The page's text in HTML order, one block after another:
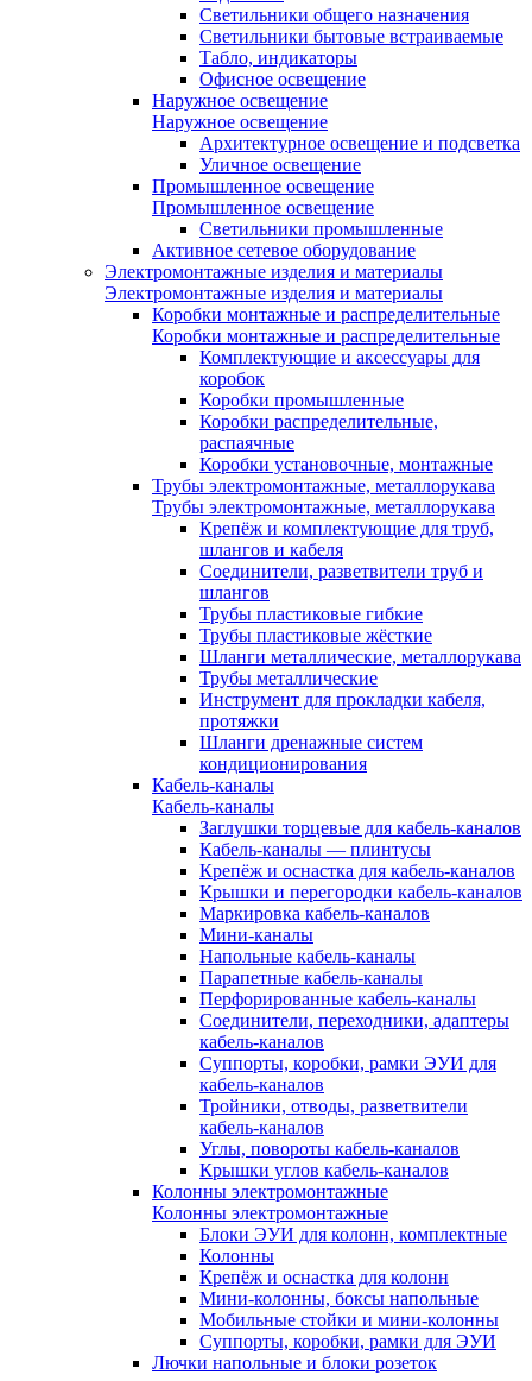
Светильники общего назначения
Светильники бытовые встраиваемые
Табло, индикаторы
Офисное освещение
Наружное освещение
Наружное освещение
Архитектурное освещение и подсветка
Уличное освещение
Промышленное освещение
Промышленное освещение
Светильники промышленные
Активное сетевое оборудование
Электромонтажные изделия и материалы
Электромонтажные изделия и материалы
Коробки монтажные и распределительные
Коробки монтажные и распределительные
Комплектующие и аксессуары для
коробок
Коробки промышленные
Коробки распределительные,
распаячные
Коробки установочные, монтажные
Трубы электромонтажные, металлорукава
Трубы электромонтажные, металлорукава
Крепёж и комплектующие для труб,
шлангов и кабеля
Соединители, разветвители труб и
шлангов
Трубы пластиковые гибкие
Трубы пластиковые жёсткие
Шланги металлические, металлорукава
Трубы металлические
Инструмент для прокладки кабеля,
протяжки
Шланги дренажные систем
кондиционирования
Кабель-каналы
Кабель-каналы
Заглушки торцевые для кабель-каналов
Кабель-каналы — плинтусы
Крепёж и оснастка для кабель-каналов
Крышки и перегородки кабель-каналов
Маркировка кабель-каналов
Мини-каналы
Напольные кабель-каналы
Парапетные кабель-каналы
Перфорированные кабель-каналы
Соединители, переходники, адаптеры
кабель-каналов
Суппорты, коробки, рамки ЭУИ для
кабель-каналов
Тройники, отводы, разветвители
кабель-каналов
Углы, повороты кабель-каналов
Крышки углов кабель-каналов
Колонны электромонтажные
Колонны электромонтажные
Блоки ЭУИ для колонн, комплектные
Колонны
Крепёж и оснастка для колонн
Мини-колонны, боксы напольные
Мобильные стойки и мини-колонны
Суппорты, коробки, рамки для ЭУИ
Лючки напольные и блоки розеток